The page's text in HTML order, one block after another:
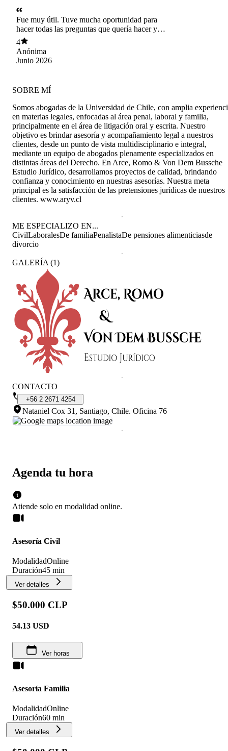
Fue muy útil. Tuve mucha oportunidad para
hacer todas las preguntas que quería hacer y
tuve sugerencias que creo van a ser muy útiles
para el problema que estoy tratando de resolver.
Hice click en el enlace que se me envió para
estar en la reunión y escogí empezar con zoom
que la anfitriona comenzara la reinion. Después
de algunos intentos y de hacer click en el enlace
había descargado y resultó. No tengo claro cuál
fue el problema pero sugiero que para una
próxima vez, aparte del enlace, aparezcan
instructivos de dónde hay que hacer click en las
ventanas que vayan apareciendo. También envié
un correo creo que al correo a de la Sra. Sara
cuando ya había pasado avisando que estaba
esperando la conección. Tal vez para una
próxima vez se podría dejar por qué medio uno
podría avisar si unobtiene problemas para iniciar
la sesión, a qué correo u otra manera de
4
Anónima
Junio 2026
Agenda tu hora
Atiende solo en modalidad online.
Asesoría Civil
ModalidadOnline
Duración45 min
Ver detalles
$50.000 CLP
54.13 USD
Ver horas
Asesoría Familia
ModalidadOnline
Duración60 min
Ver detalles
SOBRE MÍ
Somos abogadas de la Universidad de Chile, con amplia
en materias legales, enfocadas al área penal, laboral y familia,
principalmente en el área de litigación oral y escrita. Nuestro
objetivo es brindar asesoría y acompañamiento legal a nuestros
clientes, desde un punto de vista multidisciplinario e integral,
mediante un equipo de abogados plenamente especializados en
distintas áreas del Derecho. En Arce, Romo & Von Dem Bussche
Estudio Jurídico, desarrollamos proyectos de calidad, brindando
confianza y conocimiento en nuestras asesorías. Nuestra meta
principal es la satisfacción de las pretensiones jurídicas de nuestros
clientes. www.aryv.cl
ME ESPECIALIZO EN...
CivilLaboralesDe familiaPenalistaDe pensiones alimenticiasde
divorcio
GALERÍA (1)
CONTACTO
+56 2 2671 4254
Nataniel Cox 31, Santiago, Chile. Oficina 76